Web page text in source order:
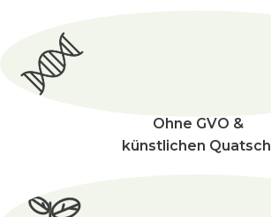
Ohne GVO &
künstlichen Quatsch